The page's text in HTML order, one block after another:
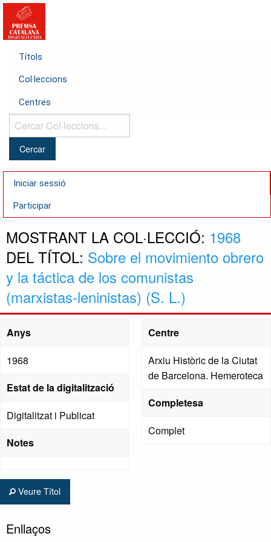
Títols
Col·leccions
Centres
Cercar
Col·leccions...
Iniciar sessió
Participar
MOSTRANT LA COL·LECCIÓ: 1968
DEL TÍTOL: Sobre el movimiento obrero
y la táctica de los comunistas
(marxistas-leninistas) (S. L.)
Anys
1968
Estat de la digitalització
Digitalitzat i Publicat
Notes
Centre
Arxiu Històric de la Ciutat
de Barcelona. Hemeroteca
Completesa
Complet
Veure Títol
Enllaços